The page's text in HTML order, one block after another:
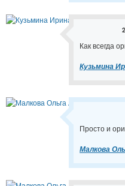
Как всегда
Кузьмина
Просто и
Малкова